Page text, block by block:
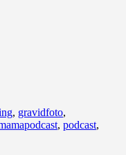
, gravidfoto,
, podcast,